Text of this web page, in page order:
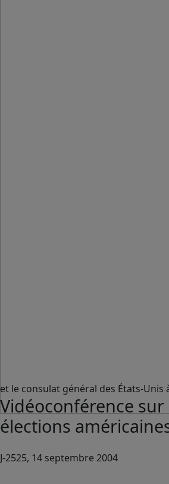
et le consulat général des États-Unis
Vidéoconférence sur
élections
J-2525, 14 septembre 2004